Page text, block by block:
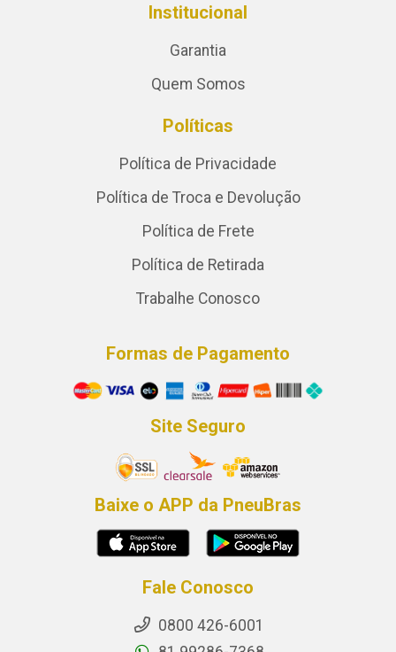
Institucional
Garantia
Quem Somos
Políticas
Política de Privacidade
Política de Troca e Devolução
Política de Frete
Política de Retirada
Trabalhe Conosco
Formas de Pagamento
Site Seguro
Baixe o APP da PneuBras
Fale Conosco
0800 426-6001